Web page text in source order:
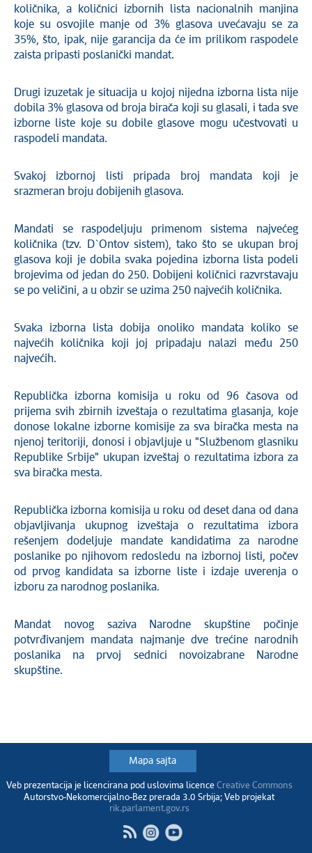
količnika, a količnici izbornih lista nacionalnih manjina
koje su osvojile manje od 3% glasova uvećavaju se za
35%, što, ipak, nije garancija da će im prilikom raspodele
zaista pripasti poslanički mandat.
Drugi izuzetak je situacija u kojoj nijedna izborna lista nije
dobila 3% glasova od broja birača koji su glasali, i tada sve
izborne liste koje su dobile glasove mogu učestvovati u
raspodeli mandata.
Svakoj izbornoj listi pripada broj mandata koji je
srazmeran broju dobijenih glasova.
Mandati se raspodeljuju primenom sistema najvećeg
količnika (tzv. D`Ontov sistem), tako što se ukupan broj
glasova koji je dobila svaka pojedina izborna lista podeli
brojevima od jedan do 250. Dobijeni količnici razvrstavaju
se po veličini, a u obzir se uzima 250 najvećih količnika.
Svaka izborna lista dobija onoliko mandata koliko se
najvećih količnika koji joj pripadaju nalazi među 250
najvećih.
Republička izborna komisija u roku od 96 časova od
prijema svih zbirnih izveštaja o rezultatima glasanja, koje
donose lokalne izborne komisije za sva biračka mesta na
njenoj teritoriji, donosi i objavljuje u "Službenom glasniku
Republike Srbije" ukupan izveštaj o rezultatima izbora za
sva biračka mesta.
Republička izborna komisija u roku od deset dana od dana
objavljivanja ukupnog izveštaja o rezultatima izbora
rešenjem dodeljuje mandate kandidatima za narodne
poslanike po njihovom redosledu na izbornoj listi, počev
od prvog kandidata sa izborne liste i izdaje uverenja o
izboru za narodnog poslanika.
Mandat novog saziva Narodne skupštine počinje
potvrđivanjem mandata najmanje dve trećine narodnih
poslanika na prvoj sednici novoizabrane Narodne
skupštine.
Mapa sajta
Veb prezentacija je licencirana pod uslovima licence Creative Commons
Autorstvo-Nekomercijalno-Bez prerada 3.0 Srbija; Veb projekat
rik.parlament.gov.rs